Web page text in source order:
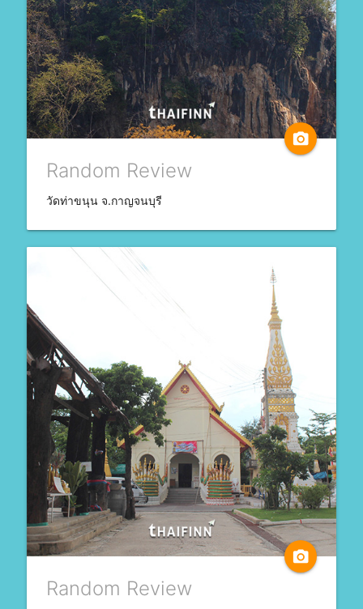
camera_alt
Random Review
วัดท่าขนุน จ.กาญจนบุรี
camera_alt
Random Review